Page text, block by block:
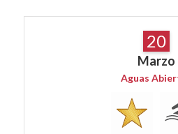
20
Marzo
Aguas